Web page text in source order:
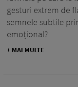
gesturi extrem de
semnele subtile
emoțional?
+ MAI MULTE